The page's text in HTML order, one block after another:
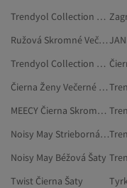
Trendyol Collection Čierna Plus Size Večerné Šaty
Ružová Skromné Večerné Šaty
Trendyol Collection Červená Šaty
Čierna Ženy Večerné A Plesové Šaty
MEECY Čierna Skromné Šaty
Noisy May Strieborná Šaty
Noisy May Béžová Šaty
Twist Čierna Šaty